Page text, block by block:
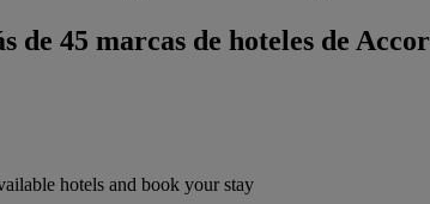
de 45 marcas de hoteles de Accor
hotels and book your stay